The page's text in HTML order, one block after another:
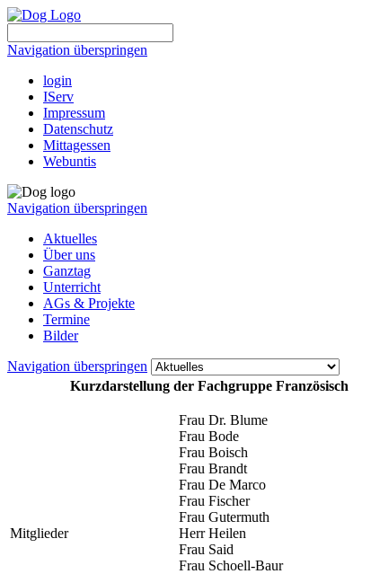
Navigation überspringen
login
IServ
Impressum
Datenschutz
Mittagessen
Webuntis
Navigation überspringen
Aktuelles
Über uns
Ganztag
Unterricht
AGs & Projekte
Termine
Bilder
Navigation überspringen
Kurzdarstellung der Fachgruppe Französisch
Mitglieder
Frau Dr. Blume
Frau Bode
Frau Boisch
Frau Brandt
Frau De Marco
Frau Fischer
Frau Gutermuth
Herr Heilen
Frau Said
Frau Schoell-Baur